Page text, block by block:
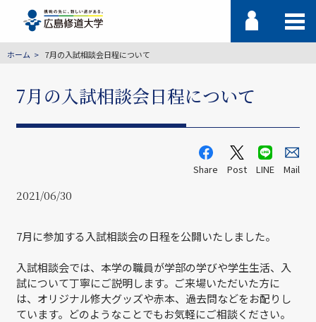
ホーム 7月の入試相談会日程について
7月の入試相談会日程について
Share Post LINE Mail
2021/06/30
7月に参加する入試相談会の日程を公開いたしました。
入試相談会では、本学の職員が学部の学びや学生生活、入
試について丁寧にご説明します。ご来場いただいた方に
は、オリジナル修大グッズや赤本、過去問などをお配りし
ています。どのようなことでもお気軽にご相談ください。